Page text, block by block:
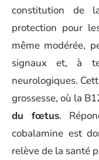
constitution de
protection pour
même modérée,
signaux et, à
neurologiques.
grossesse, où la
du fœtus.
cobalamine est
relève de la santé